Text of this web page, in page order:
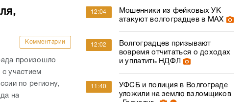
Комментарии
произошло
участием
по региону,
на
12:04
Мошенники из фейковых УК
атакуют волгоградцев в МАХ
12:02
Волгоградцев призывают
вовремя отчитаться о доходах
и уплатить НДФЛ
11:40
УФСБ и полиция в Волгограде
уложили на землю взломщиков